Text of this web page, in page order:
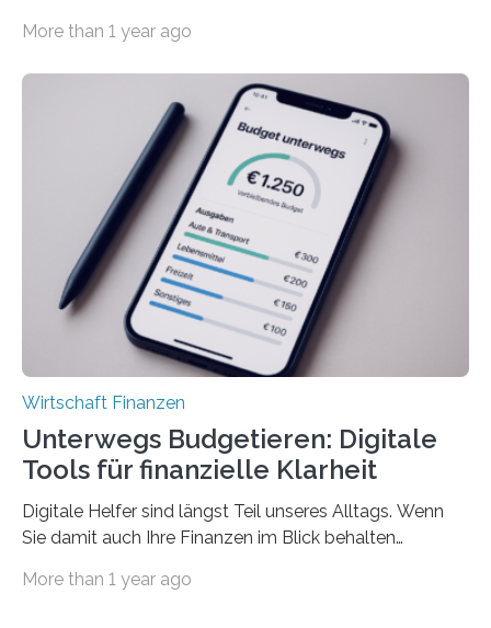
tarifgebundenen Betrieben ist der Anteil mit 72 Prozent
Unterkünfte fast überall deutlich teurer geworden. Für
viele Beschäftigte ist deshalb das zumeist im Juni oder
Juli ausgezahlte Urlaubsgeld ein wichtiger Faktor, um
sich den wohlverdienten Jahresurlaub leisten zu
können. Allerdings erhält mit 44 Prozent noch nicht
einmal die Hälfte aller Beschäftigten in der
Privatwirtschaft Urlaubsgeld. Zu diesem…
More than 1 year ago
Wirtschaft Finanzen
Unterwegs Budgetieren: Digitale
Tools für finanzielle Klarheit
Digitale Helfer sind längst Teil unseres Alltags. Wenn
Sie damit auch Ihre Finanzen im Blick behalten
die genau das ermöglichen: Sie helfen Ihnen, Ausgaben
More than 1 year ago